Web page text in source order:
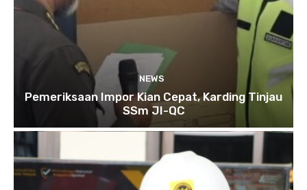
NEWS
Pemeriksaan Impor Kian Cepat, Karding Tinjau
SSm JI-QC